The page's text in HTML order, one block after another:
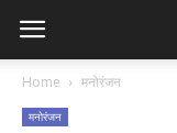
Home मनोरंजन
मनोरंजन